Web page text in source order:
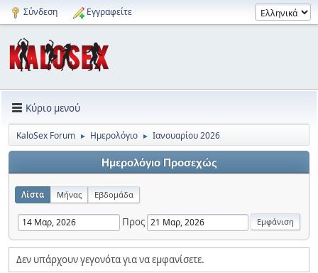
Σύνδεση Εγγραφείτε
Κύριο μενού
KaloSex Forum ► Ημερολόγιο ► Ιανουαρίου 2026
Ημερολόγιο Προσεχώς
Λίστα Μήνας Εβδομάδα
Προς
Δεν υπάρχουν γεγονότα για να εμφανίσετε.